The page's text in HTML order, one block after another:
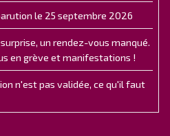
le 25 septembre 2026
un rendez-vous manqué.
en grève et manifestations !
n'est pas validée, ce qu'il faut